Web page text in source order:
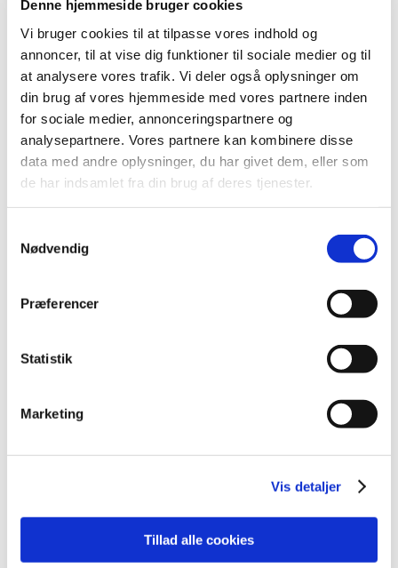
Denne hjemmeside bruger cookies
Vi bruger cookies til at tilpasse vores indhold og
annoncer, til at vise dig funktioner til sociale medier og til
at analysere vores trafik. Vi deler også oplysninger om
din brug af vores hjemmeside med vores partnere inden
for sociale medier, annonceringspartnere og
analysepartnere. Vores partnere kan kombinere disse
data med andre oplysninger, du har givet dem, eller som
de har indsamlet fra din brug af deres tjenester.
Nødvendig
Præferencer
Statistik
Marketing
Vis detaljer
Tillad alle cookies
Ledig bevilling til Skagen Apotek
|11. juni 2025|
Bevillingen til at drive Skagen Apotek er ledig pr. 1.
november 2025. Bevillingen er opslået ledig efter Lov …
Bevilling til at drive Rønne Apotek
| 28. maj 2025 |
Lægemiddelstyrelsen har den 16. maj 2025 meddelt, at
Lægemiddelstyrelsen søger farmaceuter med
apoteksbestyrer
midlertidigt at overtage driften af et apotek, hvis…
Ledig bevilling til Odense Sct. Hans Apotek
|27. marts 2025|